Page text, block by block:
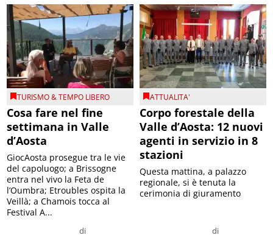
TURISMO & TEMPO LIBERO
Cosa fare nel fine
settimana in Valle
d’Aosta
di
GiocAosta prosegue tra le vie
del capoluogo; a Brissogne
entra nel vivo la Feta de
l’Oumbra; Etroubles ospita la
Veillà; a Chamois tocca al
Festival A...
ATTUALITA'
Corpo forestale della
Valle d’Aosta: 12 nuovi
agenti in servizio in 8
stazioni
di
Questa mattina, a palazzo
regionale, si è tenuta la
cerimonia di giuramento